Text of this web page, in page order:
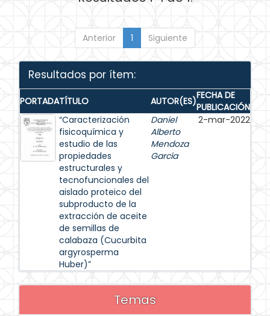
Anterior 1 Siguiente
Resultados por ítem:
PORTADATÍTULO AUTOR(ES)FECHA DE
PUBLICACIÓN
“Caracterización
fisicoquímica y
estudio de las
propiedades
estructurales y
tecnofuncionales del
aislado proteico del
subproducto de la
extracción de aceite
de semillas de
calabaza (Cucurbita
argyrosperma
Huber)”
Daniel
Alberto
Mendoza
García
2-mar-2022
Temas